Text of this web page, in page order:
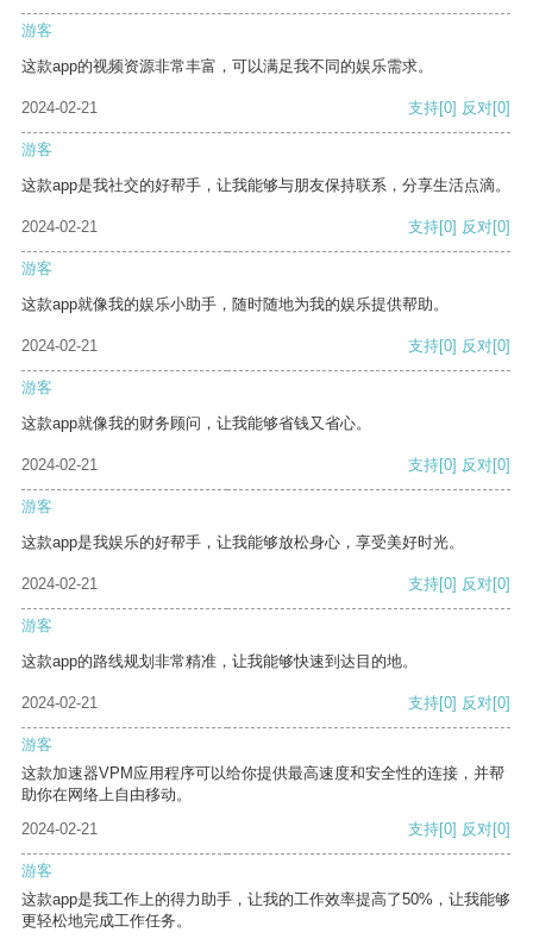
游客
这款app的视频资源非常丰富，可以满足我不同的娱乐需求。
2024-02-21 支持[0] 反对[0]
游客
这款app是我社交的好帮手，让我能够与朋友保持联系，分享生活点滴。
2024-02-21 支持[0] 反对[0]
游客
这款app就像我的娱乐小助手，随时随地为我的娱乐提供帮助。
2024-02-21 支持[0] 反对[0]
游客
这款app就像我的财务顾问，让我能够省钱又省心。
2024-02-21 支持[0] 反对[0]
游客
这款app是我娱乐的好帮手，让我能够放松身心，享受美好时光。
2024-02-21 支持[0] 反对[0]
游客
这款app的路线规划非常精准，让我能够快速到达目的地。
2024-02-21 支持[0] 反对[0]
游客
这款加速器VPM应用程序可以给你提供最高速度和安全性的连接，并帮
助你在网络上自由移动。
2024-02-21
支持[0] 反对[0]
游客
这款app是我工作上的得力助手，让我的工作效率提高了50%，让我能够
更轻松地完成工作任务。